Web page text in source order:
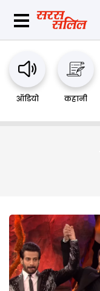
ऑडियो कहानी